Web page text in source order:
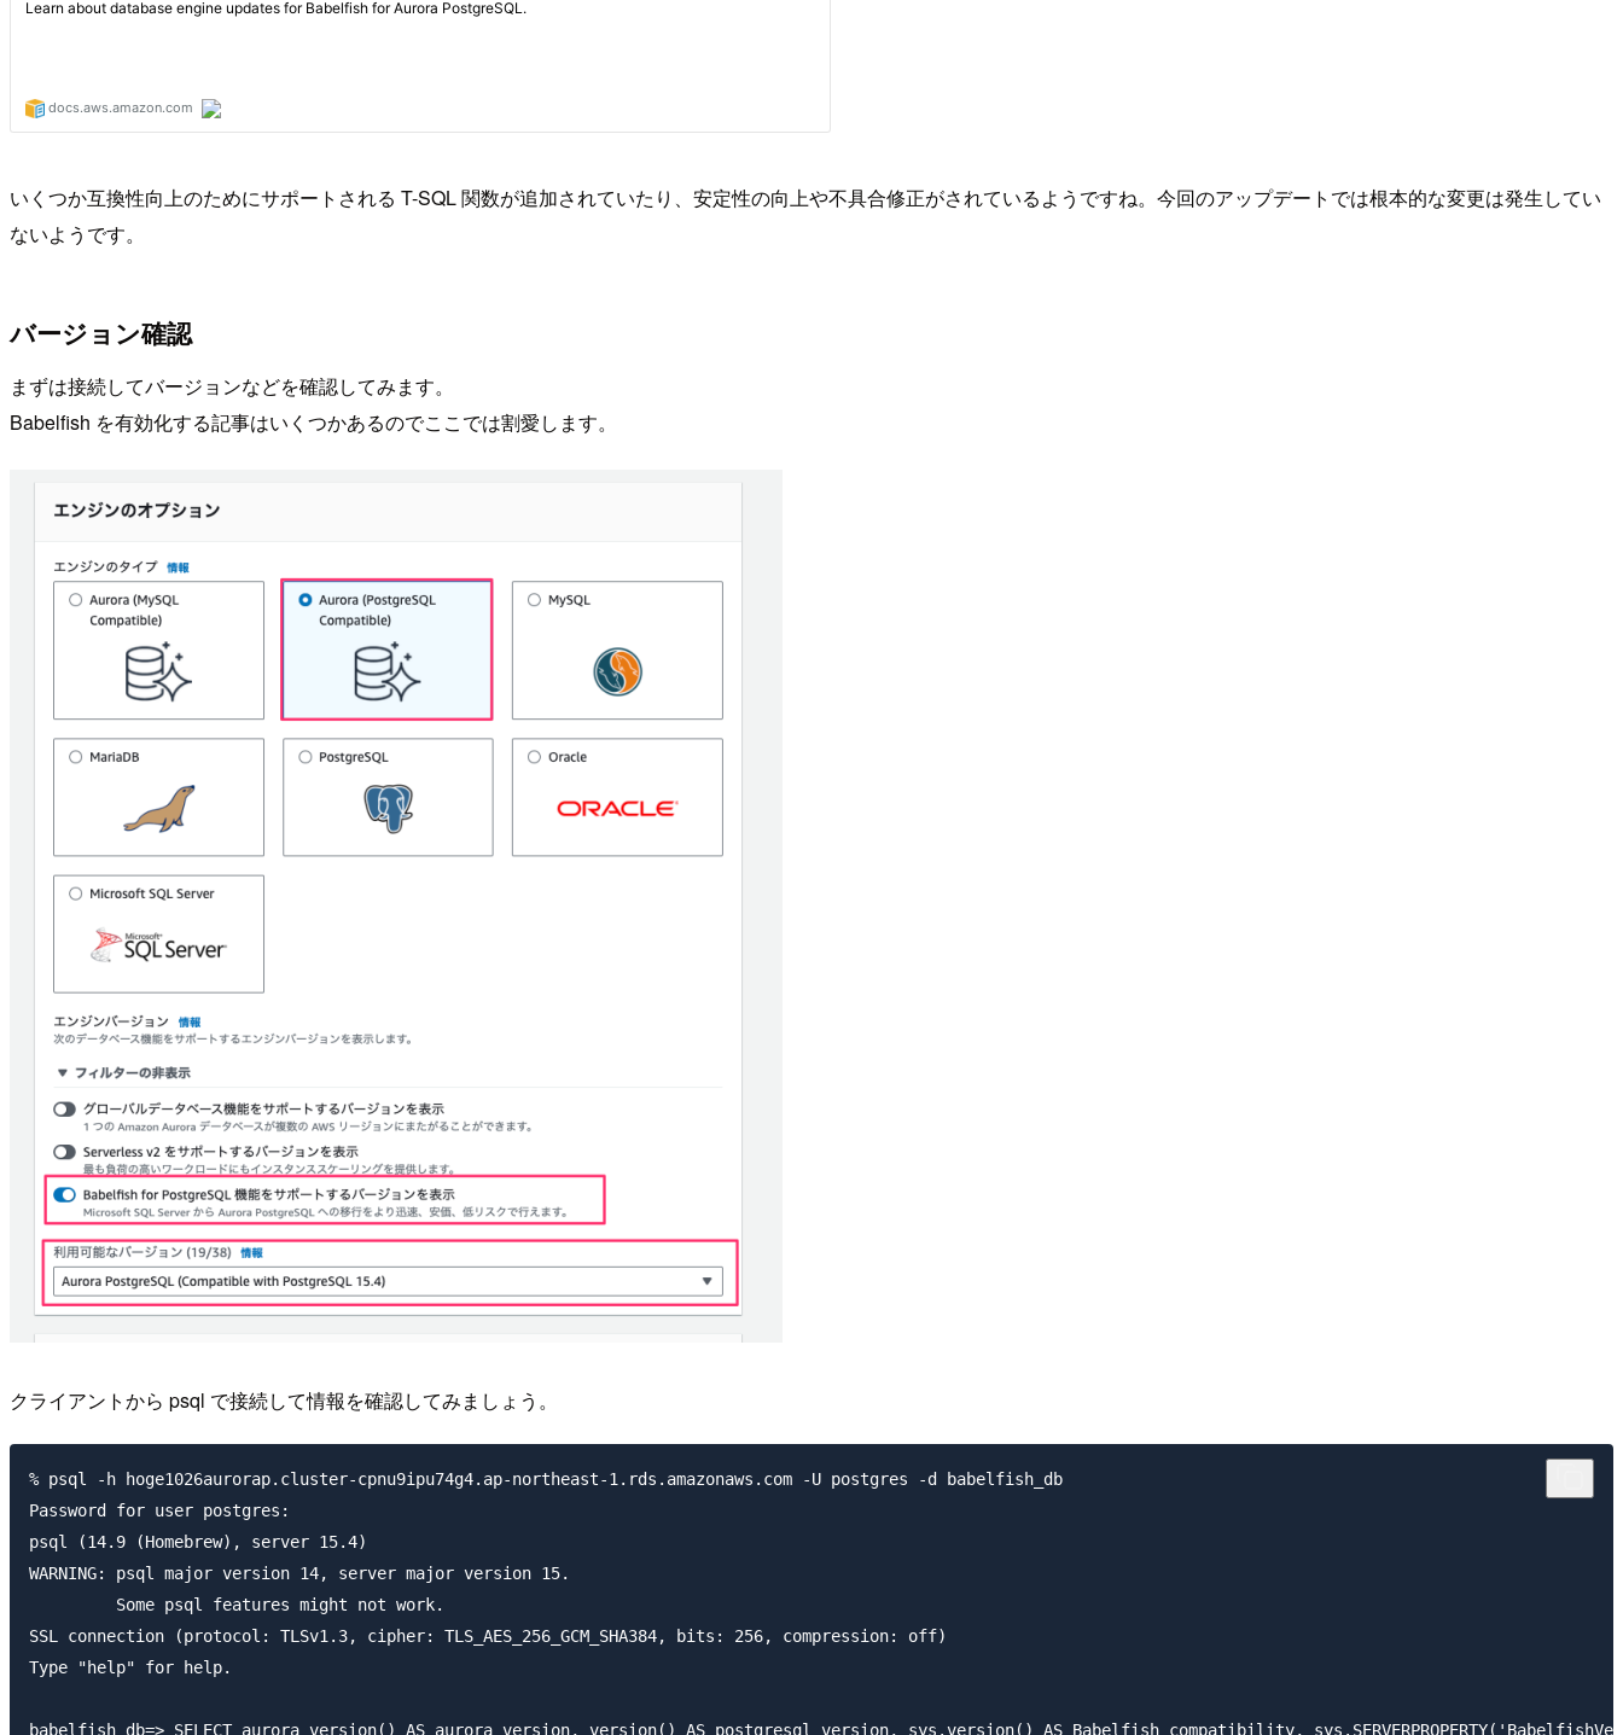
いくつか互換性向上のためにサポートされる T-SQL 関数が追加されていたり、安定性の向上や不具合修正がされているようですね。今回のアップデートでは根本的な変更は発生してい
ないようです。
バージョン確認
まずは接続してバージョンなどを確認してみます。
Babelfish を有効化する記事はいくつかあるのでここでは割愛します。
クライアントから psql で接続して情報を確認してみましょう。
% psql -h hoge1026aurorap.cluster-cpnu9ipu74g4.ap-northeast-1.rds.amazonaws.com -U postgres -d babelfish_db
Password for user postgres:
psql (14.9 (Homebrew), server 15.4)
WARNING: psql major version 14, server major version 15.
         Some psql features might not work.
SSL connection (protocol: TLSv1.3, cipher: TLS_AES_256_GCM_SHA384, bits: 256, compression: off)
Type "help" for help.
babelfish_db=> SELECT aurora_version() AS aurora_version, version() AS postgresql_version, sys.version() AS Babelfish_compatibility,